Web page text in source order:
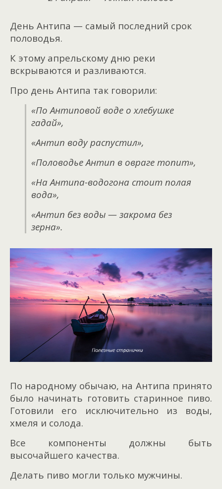
День Антипа — самый последний срок
половодья.
К этому апрельскому дню реки
вскрываются и разливаются.
Про день Антипа так говорили:
«По Антиповой воде о хлебушке
гадай»,
«Антип воду распустил»,
«Половодье Антип в овраге топит»,
«На Антипа-водогона стоит полая
вода»,
«Антип без воды — закрома без
зерна».
По народному обычаю, на Антипа принято
было начинать готовить старинное пиво.
Готовили его исключительно из воды,
хмеля и солода.
Все компоненты должны быть
высочайшего качества.
Делать пиво могли только мужчины.